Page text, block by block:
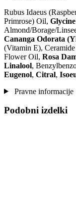
Rubus Idaeus
Primrose) Oil,
Almond/Borage/
Cananga Odorata
(Vitamin E),
Flower Oil, Rosa
Linalool,
Eugenol, Citral,
Pravne informacije
Podobni izdelki